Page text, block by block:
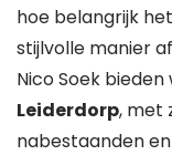
hoe belangrijk
stijlvolle manier
Nico Soek
Leiderdorp, met
nabestaanden